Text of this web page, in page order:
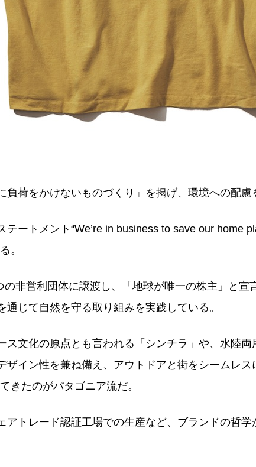
負荷をかけないものづくり」を掲げ、環境への配慮
テートメント“We’re in business to save our home
。
非営利団体に譲渡し、「地球が唯一の株主」と宣
じて自然を守る取り組みを実践している。
ス文化の原点とも言われる「シンチラ」や、水陸
ザイン性を兼ね備え、アウトドアと街をシームレ
きたのがパタゴニア流だ。
アトレード認証工場での生産など、ブランドの哲